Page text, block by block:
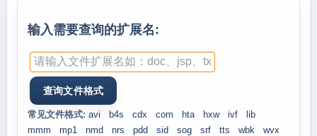
输入需要查询的扩展名:
常见文件格式: avi b4s cdx com hta hxw ivf
lib
mmm
mp1 nmd nrs pdd sid sog srf tts wbk
wvx